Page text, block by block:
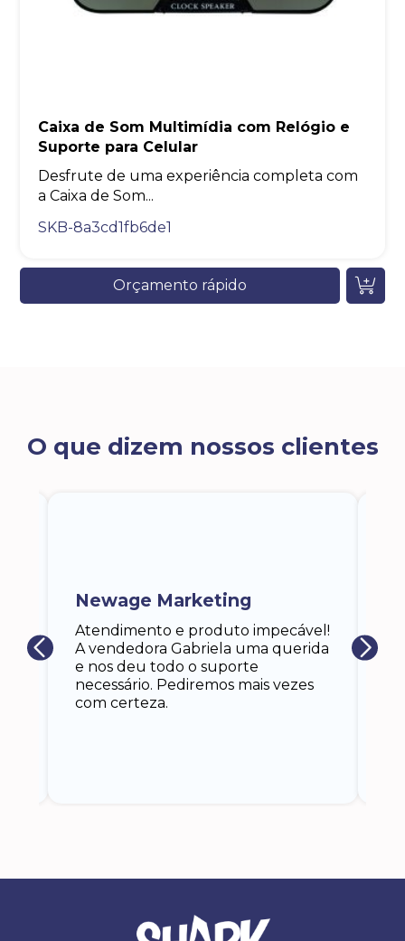
Caixa de Som Multimídia com Relógio e
Suporte para Celular
Desfrute de uma experiência completa com
a Caixa de Som...
SKB-8a3cd1fb6de1
Orçamento rápido
O que dizem nossos clientes
Atendimento e produto impecável!
A vendedora Gabriela uma querida
e nos deu todo o suporte
necessário. Pediremos mais vezes
com certeza.
Newage Marketing